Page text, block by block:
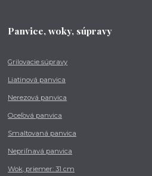
Panvice, woky, súpravy
Grilovacie súpravy
Liatinová panvica
Nerezová panvica
Oceľová panvica
Smaltovaná panvica
Nepriľnavá panvica
Wok, priemer: 31 cm